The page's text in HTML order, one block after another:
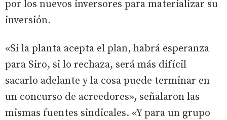
por los nuevos inversores para materializar su
inversión.
«Si la planta acepta el plan, habrá esperanza
para Siro, si lo rechaza, será más difícil
sacarlo adelante y la cosa puede terminar en
un concurso de acreedores», señalaron las
mismas fuentes sindicales. «Y para un grupo